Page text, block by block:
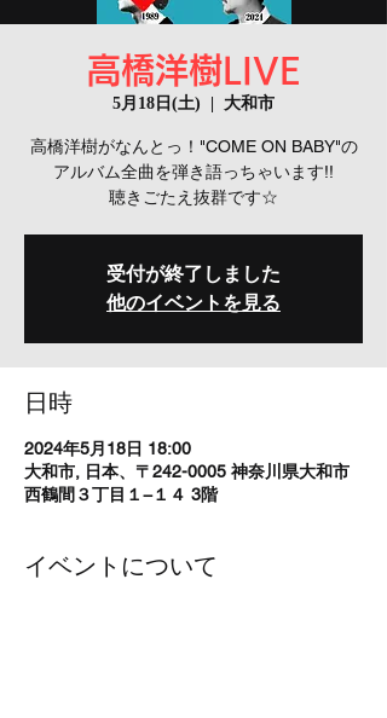
高橋洋樹LIVE
5月18日(土)
  |
大和市
高橋洋樹がなんとっ！"COME ON BABY"の
アルバム全曲を弾き語っちゃいます!!
聴きごたえ抜群です☆
受付が終了しました
他のイベントを見る
日時
2024年5月18日 18:00
大和市, 日本、〒242-0005 神奈川県大和市
西鶴間３丁目１−１４ 3階
イベントについて